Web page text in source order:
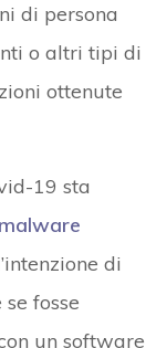
di persona
o altri tipi di
ottenute
19 sta
malware
di
fosse
un software